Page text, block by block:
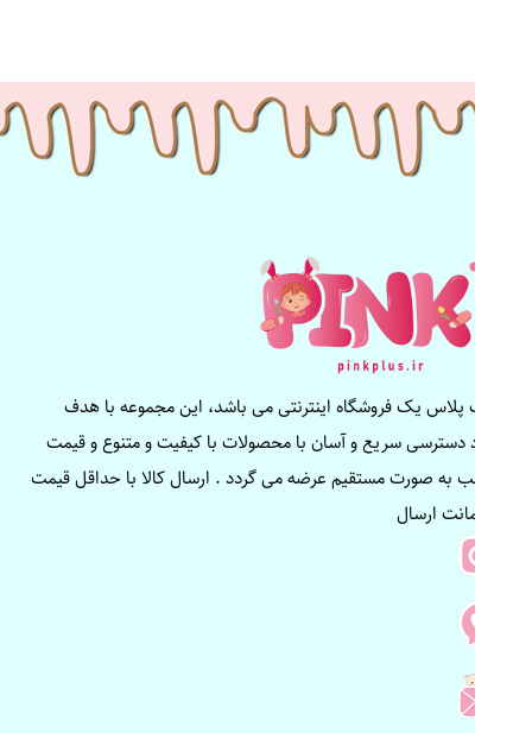
پینک پلاس یک فروشگاه اینترنتی می باشد، این مجموعه با هدف
ایجاد دسترسی سریع و آسان با محصولات با کیفیت و متنوع و قیمت
مناسب به صورت مستقیم عرضه می گردد . ارسال کالا با حداقل قیمت
و ضمانت ارسال